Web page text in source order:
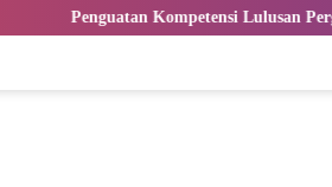
Lulusan Perguruan Tinggi